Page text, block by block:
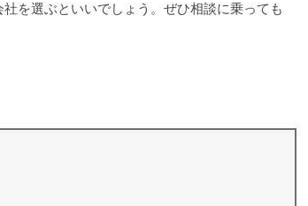
を選ぶといいでしょう。ぜひ相談に乗っても